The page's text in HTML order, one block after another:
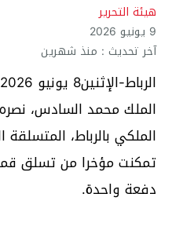
هيئة التحرير
9 يونيو 2026
آخر تحديث : منذ شهرين
الملك محمد السادس، نصره
الملكي بالرباط،
تمكنت مؤخرا من تسلق
دفعة واحدة.